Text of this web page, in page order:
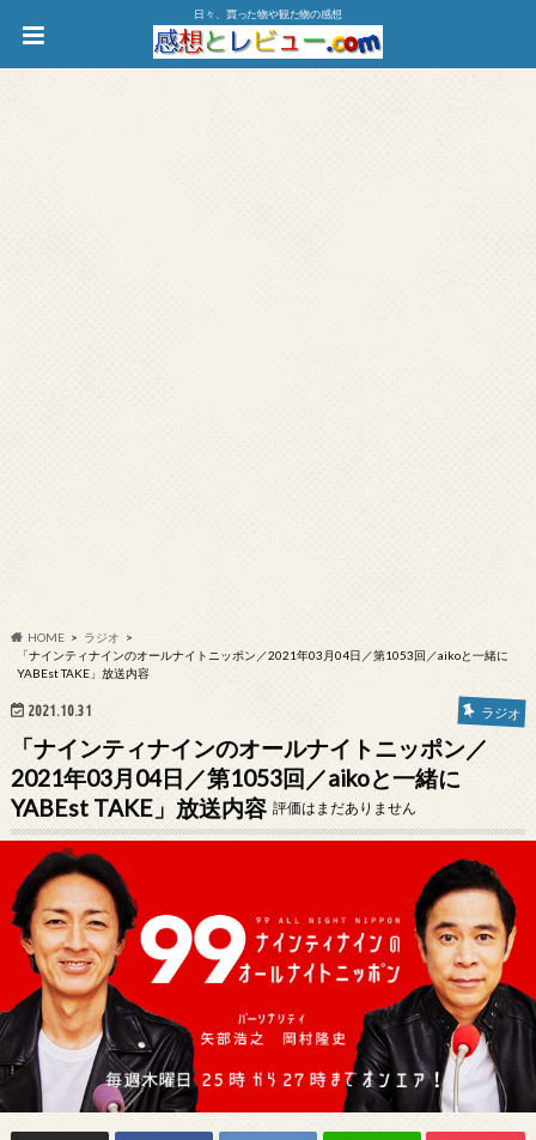
日々、買った物や観た物の感想
HOME
ラジオ
「ナインティナインのオールナイトニッポン／2021年03月04日／第1053回／aikoと一緒に
YABEst TAKE」放送内容
2021.10.31 ラジオ
「ナインティナインのオールナイトニッポン／
2021年03月04日／第1053回／aikoと一緒に
YABEst TAKE」放送内容 評価はまだありません